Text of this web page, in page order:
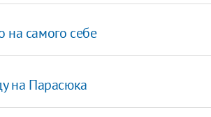
на самого себе
на Парасюка